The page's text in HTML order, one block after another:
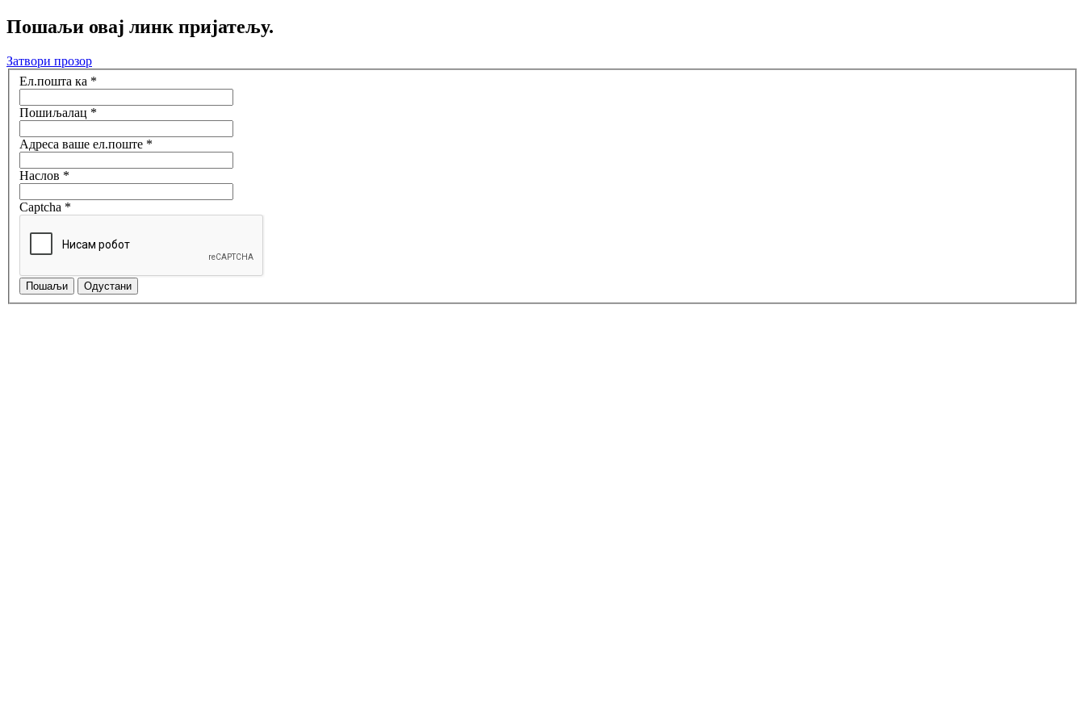
Пошаљи овај линк пријатељу.
Затвори прозор
Ел.пошта ка *
Пошиљалац *
Адреса ваше ел.поште *
Наслов *
Captcha *
Пошаљи Одустани